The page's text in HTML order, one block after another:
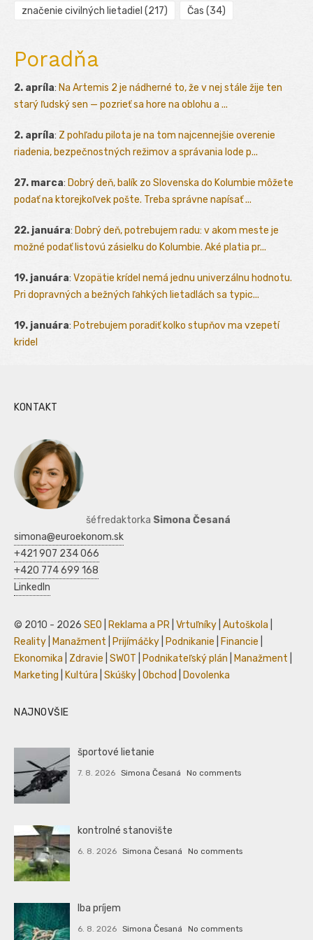
značenie civilných lietadiel (217) Čas (34)
Poradňa
2. apríla: Na Artemis 2 je nádherné to, že v nej stále žije ten
starý ľudský sen — pozrieť sa hore na oblohu a ...
2. apríla: Z pohľadu pilota je na tom najcennejšie overenie
riadenia, bezpečnostných režimov a správania lode p...
27. marca: Dobrý deň, balík zo Slovenska do Kolumbie môžete
podať na ktorejkoľvek pošte. Treba správne napísať ...
22. januára: Dobrý deň, potrebujem radu: v akom meste je
možné podať listovú zásielku do Kolumbie. Aké platia pr...
19. januára: Vzopätie krídel nemá jednu univerzálnu hodnotu.
Pri dopravných a bežných ľahkých lietadlách sa typic...
19. januára: Potrebujem poradiť kolko stupňov ma vzepetí
kridel
KONTAKT
šéfredaktorka Simona Česaná
simona@euroekonom.sk
+421 907 234 066
+420 774 699 168
LinkedIn
© 2010 - 2026 SEO Reklama a PR Vrtuľníky Autoškola
Reality Manažment Prijímáčky Podnikanie Financie
Ekonomika
Zdravie SWOT Podnikateľský plán Manažment
Marketing Kultúra Skúšky Obchod Dovolenka
NAJNOVŠIE
športové lietanie
7. 8. 2026 Simona Česaná No comments
kontrolné stanovište
6. 8. 2026 Simona Česaná No comments
Iba príjem
6. 8. 2026 Simona Česaná No comments